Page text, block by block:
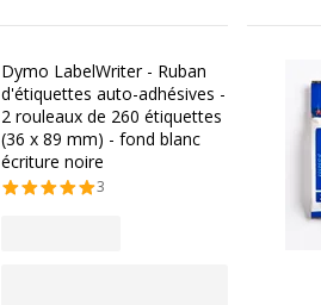
Dymo LabelWriter - Ruban
d'étiquettes auto-adhésives -
2 rouleaux de 260 étiquettes
(36 x 89 mm) - fond blanc
écriture noire
3